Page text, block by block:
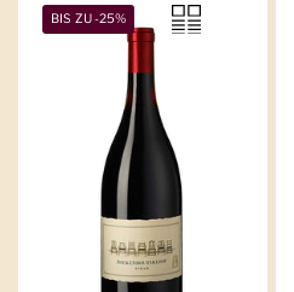
BIS ZU -25%